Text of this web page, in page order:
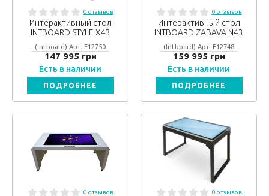
0 отзывов
Интерактивный стол
INTBOARD STYLE X43
(Intboard) Арт: F12750
147 995 грн
Есть в наличии
ПОДРОБНЕЕ
0 отзывов
Интерактивный стол
INTBOARD ZABAVA N43
(Intboard) Арт: F12748
159 995 грн
Есть в наличии
ПОДРОБНЕЕ
0 отзывов 0 отзывов